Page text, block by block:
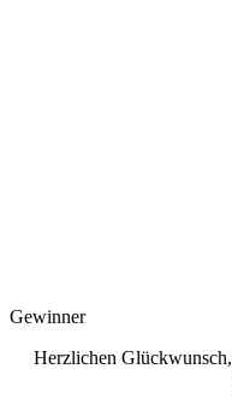
Gewinner
Herzlichen Glückwunsch,